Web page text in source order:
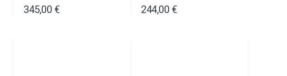
345,00 € 244,00 €